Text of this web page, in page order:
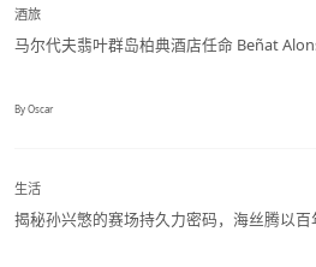
酒旅
马尔代夫翡叶群岛柏典酒店任命 Beñat
By Oscar
生活
揭秘孙兴慜的赛场持久力密码，海丝腾以